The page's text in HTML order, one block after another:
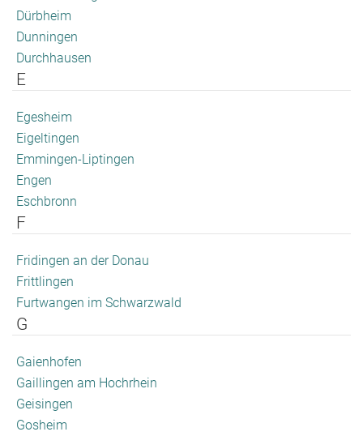
Dürbheim
Dunningen
Durchhausen
E
Egesheim
Eigeltingen
Emmingen-Liptingen
Engen
Eschbronn
F
Fridingen an der Donau
Frittlingen
Furtwangen im Schwarzwald
G
Gaienhofen
Gaillingen am Hochrhein
Geisingen
Gosheim